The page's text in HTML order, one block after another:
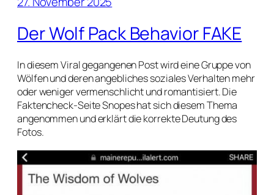
Der Wolf Pack Behavior FAKE
In diesem Viral gegangenen Post wird eine Gruppe von
Wölfen und deren angebliches soziales Verhalten mehr
oder weniger vermenschlicht und romantisiert. Die
Faktencheck-Seite Snopes hat sich diesem Thema
angenommen und erklärt die korrekte Deutung des
Fotos.